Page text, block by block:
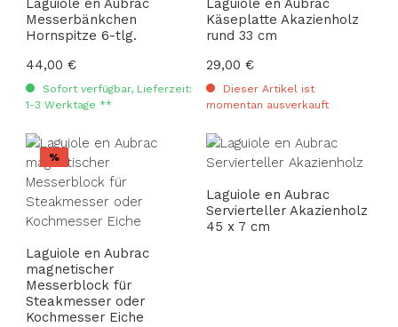
Laguiole en Aubrac
Messerbänkchen
Hornspitze 6-tlg.
Regulärer Preis:
44,00 €
Sofort verfügbar, Lieferzeit:
1-3 Werktage **
Laguiole en Aubrac
Käseplatte Akazienholz
rund 33 cm
Regulärer Preis:
29,00 €
Dieser Artikel ist
momentan ausverkauft
Rabatt
%
Laguiole en Aubrac
magnetischer
Messerblock für
Steakmesser oder
Kochmesser Eiche
Laguiole en Aubrac
Servierteller Akazienholz
45 x 7 cm